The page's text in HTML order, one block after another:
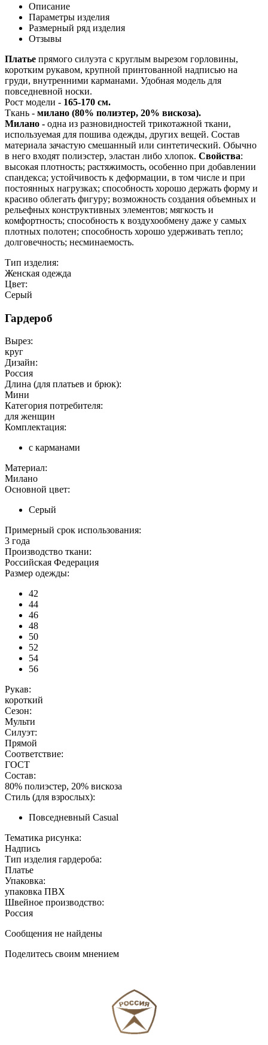
Описание
Параметры изделия
Размерный ряд изделия
Отзывы
Платье прямого силуэта с круглым вырезом горловины,
коротким рукавом, крупной принтованной надписью на
груди, внутренними карманами. Удобная модель для
повседневной носки.
Рост модели - 165-170 см.
Ткань - милано (80% полиэтер, 20% вискоза).
Милано - одна из разновидностей трикотажной ткани,
используемая для пошива одежды, других вещей. Состав
материала зачастую смешанный или синтетический. Обычно
в него входят полиэстер, эластан либо хлопок. Свойства:
высокая плотность; растяжимость, особенно при добавлении
спандекса; устойчивость к деформации, в том числе и при
постоянных нагрузках; способность хорошо держать форму и
красиво облегать фигуру; возможность создания объемных и
рельефных конструктивных элементов; мягкость и
комфортность; способность к воздухообмену даже у самых
плотных полотен; способность хорошо удерживать тепло;
долговечность; несминаемость.
Тип изделия:
Женская одежда
Цвет:
Серый
Гардероб
Вырез:
круг
Дизайн:
Россия
Длина (для платьев и брюк):
Мини
Категория потребителя:
для женщин
Комплектация:
с карманами
Материал:
Милано
Основной цвет:
Серый
Примерный срок использования:
3 года
Производство ткани:
Российская Федерация
Размер одежды:
42
44
46
48
50
52
54
56
Рукав:
короткий
Сезон:
Мульти
Силуэт:
Прямой
Соответствие:
ГОСТ
Состав:
80% полиэстер, 20% вискоза
Стиль (для взрослых):
Повседневный Casual
Тематика рисунка:
Надпись
Тип изделия гардероба:
Платье
Упаковка:
упаковка ПВХ
Швейное производство:
Россия
Сообщения не найдены
Поделитесь своим мнением